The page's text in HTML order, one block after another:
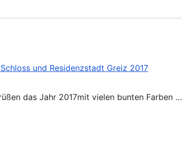
das Jahr 2017mit vielen bunten Farben …